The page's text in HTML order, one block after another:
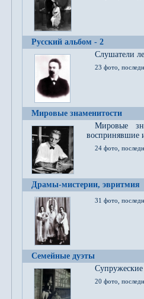
Русский альбом - 2
Cлушатели
23 фото,
Мировые знаменитости
Мировые
воспринявшие
24 фото,
Драмы-мистерии, эвритмия
31 фото,
Семейные дуэты
20 фото,